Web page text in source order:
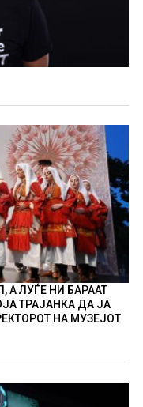
А ЛУЃЕ НИ БАРААТ
ТРАЈАНКА ДА ЈА
НА МУЗЕЈОТ